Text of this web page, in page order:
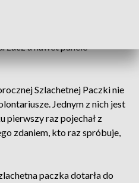
a nawet panele
Szlachetnej Paczki nie
Jednym z nich jest
pierwszy raz pojechał z
zdaniem, kto raz spróbuje,
paczka dotarła do